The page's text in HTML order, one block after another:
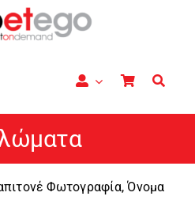
Φωτογραφία, Όνομα